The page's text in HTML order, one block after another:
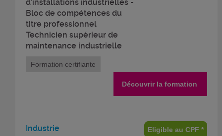
d’installations industrielles -
Bloc de compétences du
titre professionnel
Technicien supérieur de
maintenance industrielle
Formation certifiante
Découvrir la formation
Industrie
Eligible au CPF *